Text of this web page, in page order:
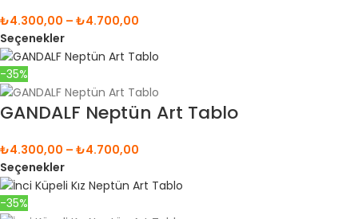
₺4.300,00 – ₺4.700,00
Seçenekler
-35%
GANDALF Neptün Art Tablo
₺4.300,00 – ₺4.700,00
Seçenekler
-35%